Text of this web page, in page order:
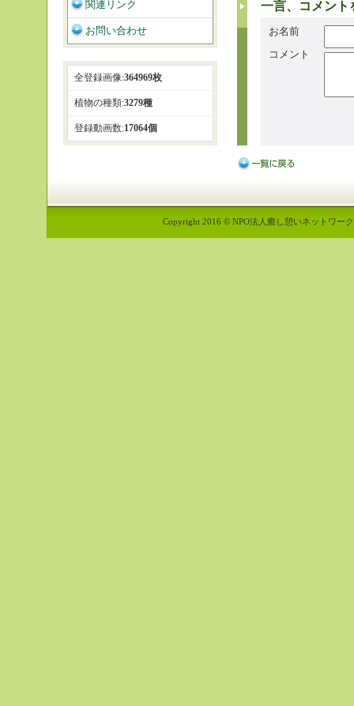
一言、コメント
お名前
コメント
関連リンク
お問い合わせ
全登録画像:364969枚
植物の種類:3279種
登録動画数:17064個
Copyright 2016 © NPO法人癒し憩いネットワー